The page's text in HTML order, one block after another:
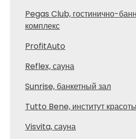
Pegas Club, гостинично-
комплекс
ProfitAuto
Reflex, сауна
Sunrise, банкетный зал
Tutto Bene, институт
Visvita, сауна